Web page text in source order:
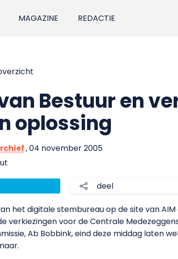
MAGAZINE REDACTIE
Bestuur en
oplossing
, 04 november 2005
deel
het digitale stembureau op de site van
verkiezingen voor de Centrale
Ab Bobbink, eind deze middag laten